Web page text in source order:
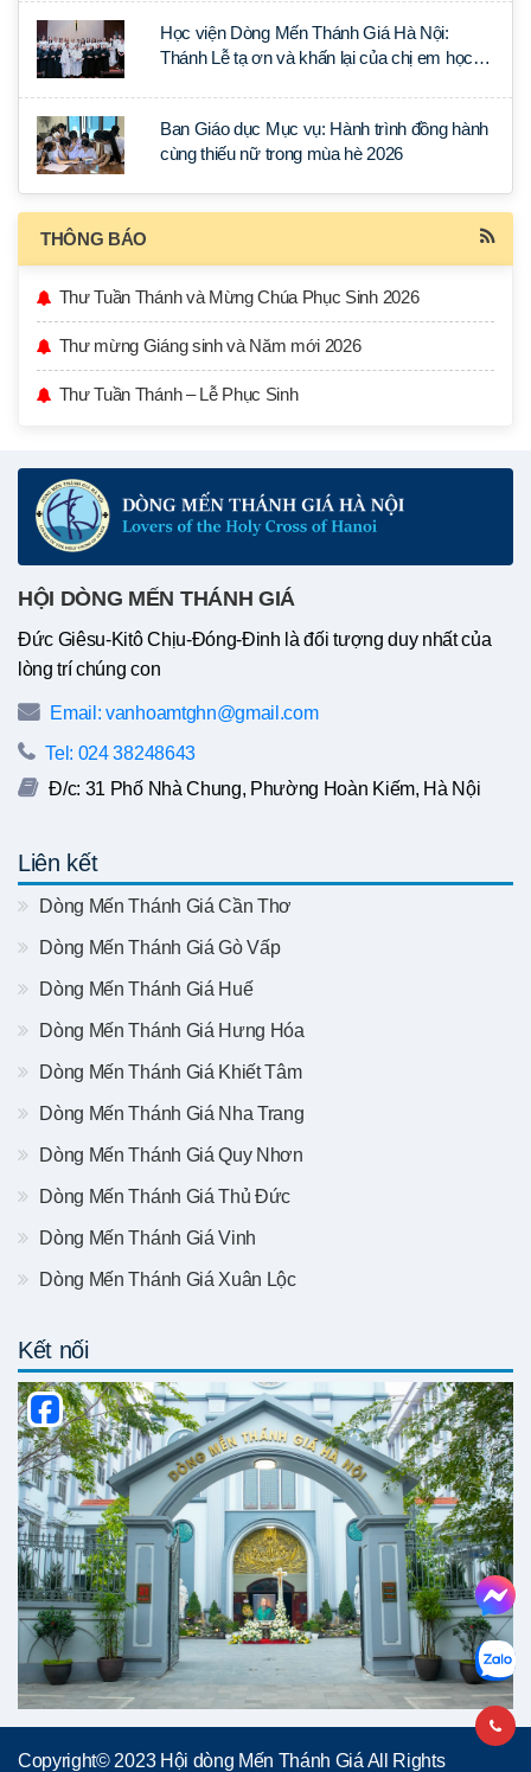
Học viện Dòng Mến Thánh Giá Hà Nội:
Thánh Lễ tạ ơn và khấn lại của chị em học
Ban Giáo dục Mục vụ: Hành trình đồng hành
cùng thiếu nữ trong mùa hè 2026
THÔNG BÁO
Thư Tuần Thánh và Mừng Chúa Phục Sinh 2026
Thư mừng Giáng sinh và Năm mới 2026
Thư Tuần Thánh – Lễ Phục Sinh
HỘI DÒNG MẾN THÁNH GIÁ
Đức Giêsu-Kitô Chịu-Đóng-Đinh là đối tượng duy nhất của
lòng trí chúng con
Email: vanhoamtghn@gmail.com
Tel: 024 38248643
Đ/c: 31 Phố Nhà Chung, Phường Hoàn Kiếm, Hà Nội
Liên kết
Dòng Mến Thánh Giá Cần Thơ
Dòng Mến Thánh Giá Gò Vấp
Dòng Mến Thánh Giá Huế
Dòng Mến Thánh Giá Hưng Hóa
Dòng Mến Thánh Giá Khiết Tâm
Dòng Mến Thánh Giá Nha Trang
Dòng Mến Thánh Giá Quy Nhơn
Dòng Mến Thánh Giá Thủ Đức
Dòng Mến Thánh Giá Vinh
Dòng Mến Thánh Giá Xuân Lộc
Kết nối
Copyright© 2023 Hội dòng Mến Thánh Giá All Rights